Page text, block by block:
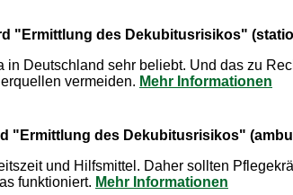
"Ermittlung des Dekubitusrisikos"
Deutschland sehr beliebt. Und das zu
vermeiden. Mehr Informationen
"Ermittlung des Dekubitusrisikos"
und Hilfsmittel. Daher sollten
funktioniert. Mehr Informationen